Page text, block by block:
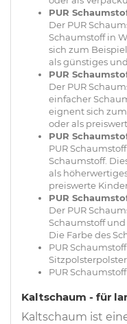
PUR
Der PUR
Schaumstoff in
sich zum
als günstiges
PUR
Der PUR
einfacher
eignent sich
oder als
PUR
PUR
Schaumstoff.
als
preiswerte
PUR
Der PUR
Schaumstoff
Die Farbe des
PUR
Sitzpolsterpolster
PUR
Kaltschaum - für
Kaltschaum ist